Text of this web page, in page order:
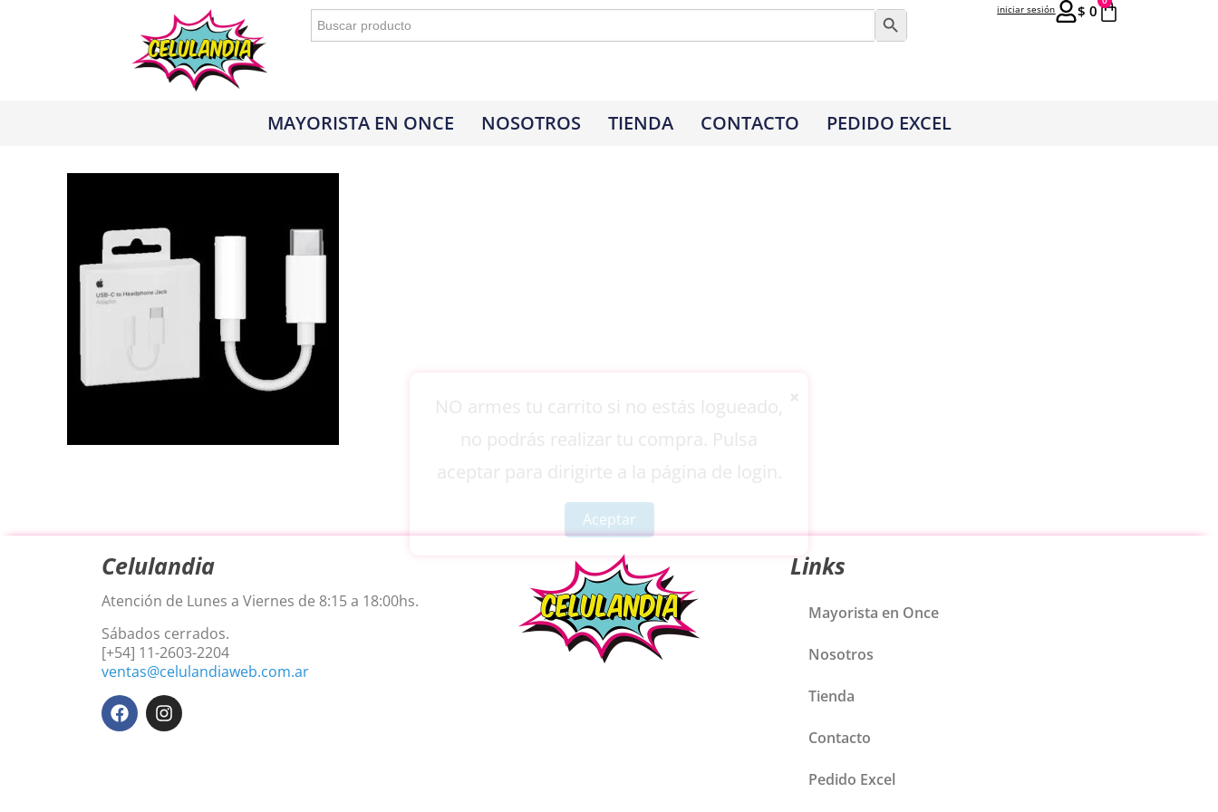
Buscar: Botón de búsqueda
$ 0
iniciar sesión
MAYORISTA EN ONCE NOSOTROS TIENDA CONTACTO PEDIDO EXCEL
Celulandia
Atención de Lunes a Viernes de 8:15 a 18:00hs.
Sábados cerrados.
[+54] 11-2603-2204
ventas@celulandiaweb.com.ar
Links
Mayorista en Once
Nosotros
Tienda
Contacto
Pedido Excel
×
NO armes tu carrito si no estás logueado,
no podrás realizar tu compra. Pulsa
aceptar para dirigirte a la página de login.
Aceptar